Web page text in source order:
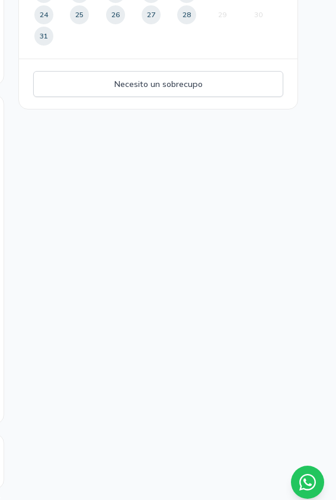
24 25 26 27 28 29 30
31
Necesito un sobrecupo